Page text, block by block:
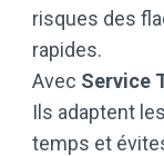
risques des
rapides.
Avec Service
Ils adaptent
temps et